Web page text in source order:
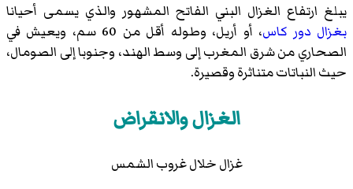
يبلغ ارتفاع الغزال البني الفاتح المشهور والذي يسمى أحيانا
بغزال دور كاس
، أو أريل، وطوله أقل من 60 سم، ويعيش في
الصحاري من شرق المغرب إلى وسط الهند، وجنوبا إلى الصومال،
حيث النباتات متناثرة وقصيرة.
الغزال والانقراض
غزال خلال غروب الشمس